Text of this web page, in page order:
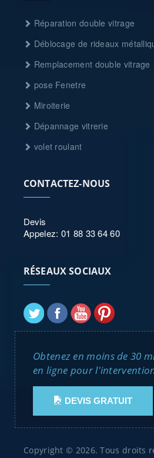
Réparation double vitrage
Déblocage de rideaux
Remplacement double vitrage
pose Fenetre
Miroiterie
Dépannage vitrerie
volet roulant
CONTACTEZ-NOUS
Devis
Appelez: 01 88 33 64 60
RÉSEAUX SOCIAUX
Obtenez en moins de 30
en ligne pour
DEVIS GRATUIT
Copyright © 2026. Tous droits